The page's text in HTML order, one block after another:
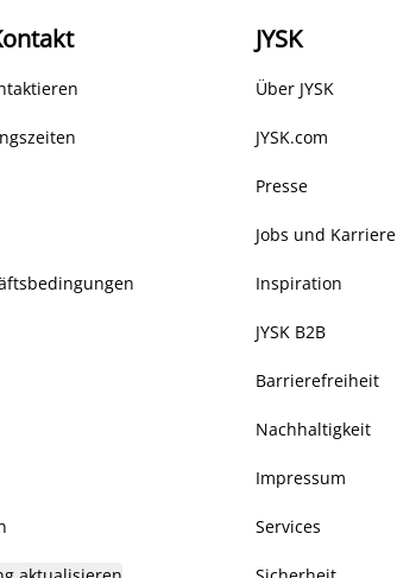
JYSK
Über JYSK
JYSK.com
Presse
Jobs und Karriere
Inspiration
JYSK B2B
Barrierefreiheit
Nachhaltigkeit
Impressum
Services